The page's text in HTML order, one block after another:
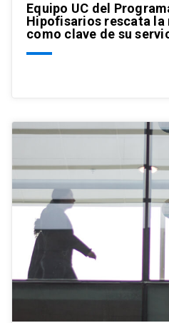
Equipo UC del
Hipofisarios rescata
como clave de su